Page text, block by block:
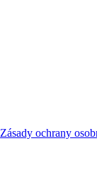
Zásady ochrany